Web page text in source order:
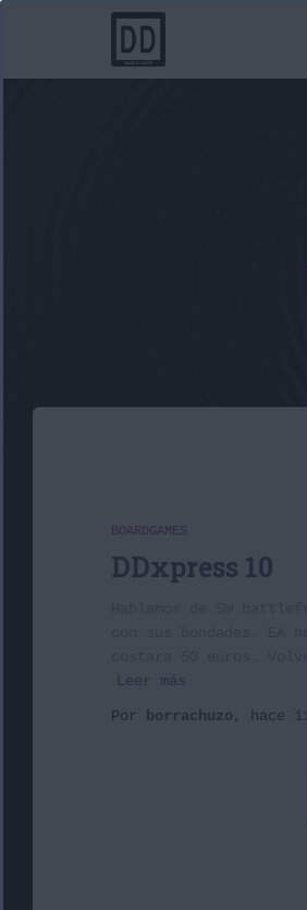
BOARDGAMES
DDxpress 10
Hablamos de SW
con sus bondades.
Leer más
Por
borrachuzo , hace